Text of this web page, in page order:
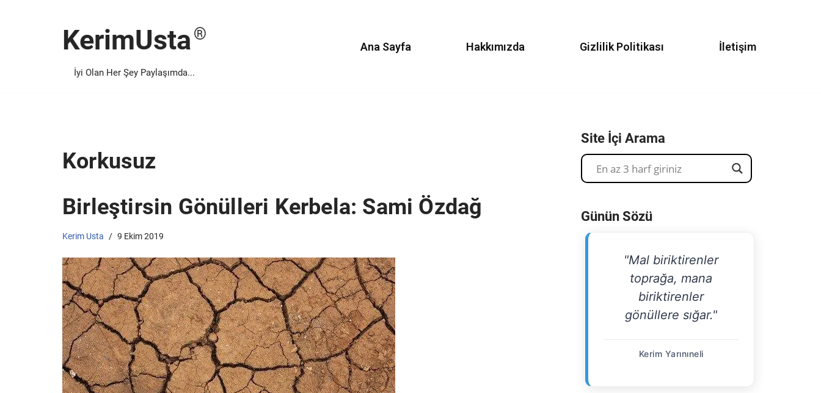
KerimUsta
İyi Olan Her Şey Paylaşımda...
Ana Sayfa Hakkımızda Gizlilik Politikası İletişim
Korkusuz
Birleştirsin Gönülleri Kerbela: Sami Özdağ
Kerim Usta 9 Ekim 2019
Site İçi Arama
Günün Sözü
"Mal biriktirenler
toprağa, mana
biriktirenler
gönüllere sığar."
Kerim Yarınıneli